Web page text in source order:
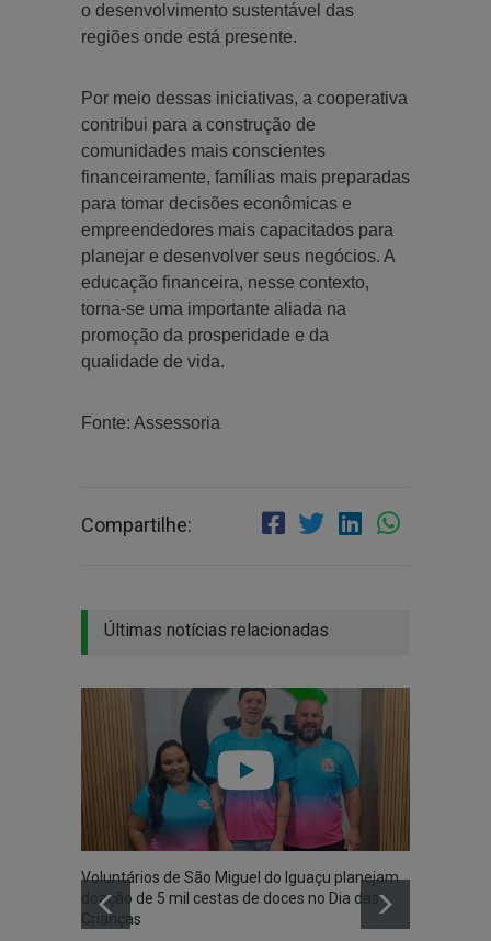
o desenvolvimento sustentável das
regiões onde está presente.
Por meio dessas iniciativas, a cooperativa
contribui para a construção de
comunidades mais conscientes
financeiramente, famílias mais preparadas
para tomar decisões econômicas e
empreendedores mais capacitados para
planejar e desenvolver seus negócios. A
educação financeira, nesse contexto,
torna-se uma importante aliada na
promoção da prosperidade e da
qualidade de vida.
Fonte: Assessoria
Compartilhe:
Últimas notícias relacionadas
Voluntários de São Miguel do Iguaçu planejam
doação de 5 mil cestas de doces no Dia das
Crianças